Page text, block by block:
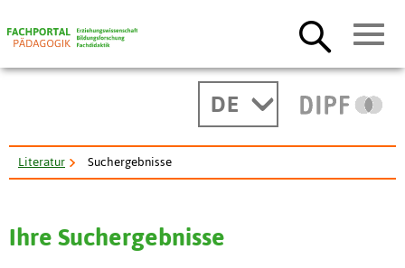
DE
Literatur Suchergebnisse
Ihre Suchergebnisse